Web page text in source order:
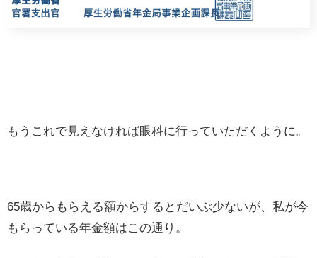
もうこれで見えなければ眼科に行っていただくように。
65歳からもらえる額からするとだいぶ少ないが、私が今
もらっている年金額はこの通り。